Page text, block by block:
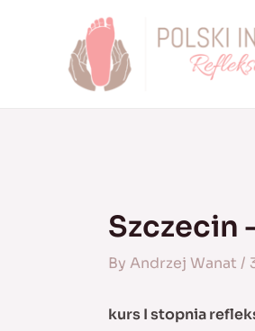
Szczecin
By Andrzej Wanat /
kurs I stopnia